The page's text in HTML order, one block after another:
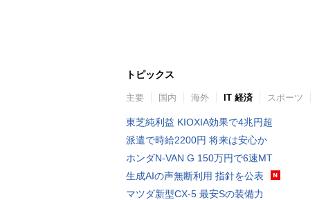
トピックス
主要 国内 海外 IT 経済 スポーツ
東芝純利益 KIOXIA効果で4兆円超
派遣で時給2200円 将来は安心か
ホンダN-VAN G 150万円で6速MT
生成AIの声無断利用 指針を公表
マツダ新型CX-5 最安Sの装備力